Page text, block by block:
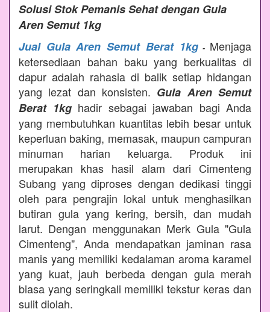
Solusi Stok Pemanis Sehat dengan Gula
Aren Semut 1kg
Jual Gula Aren Semut Berat 1kg- Menjaga
ketersediaan bahan baku yang berkualitas di
dapur adalah rahasia di balik setiap hidangan
yang lezat dan konsisten. Gula Aren Semut
Berat 1kghadir sebagai jawaban bagi Anda
yang membutuhkan kuantitas lebih besar untuk
keperluan baking, memasak, maupun campuran
minuman harian keluarga. Produk ini
merupakan khas hasil alam dari Cimenteng
Subang yang diproses dengan dedikasi tinggi
oleh para pengrajin lokal untuk menghasilkan
butiran gula yang kering, bersih, dan mudah
larut. Dengan menggunakan Merk Gula "Gula
Cimenteng", Anda mendapatkan jaminan rasa
manis yang memiliki kedalaman aroma karamel
yang kuat, jauh berbeda dengan gula merah
biasa yang seringkali memiliki tekstur keras dan
sulit diolah.